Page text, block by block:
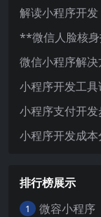
解读小程序开
**微信人脸核
微信小程序解
小程序开发工
小程序支付开
小程序开发成
排行榜展示
1 微容小程序